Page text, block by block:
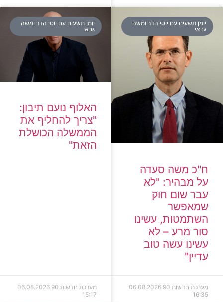
יומן תשעים עם יוסי הדר ומשה
גבאי
ח"כ משה סעדה
על מבהיר: "לא
עבר שום חוק
שמאפשר
השתמטות, עשינו
סור מרע – לא
עשינו עשה טוב
עדיין"
מערכת חדשות 90
06.08.2026
16:35
יומן תשעים עם יוסי הדר ומשה
גבאי
האלוף נועם תיבון:
"צריך להחליף את
הממשלה הכושלת
הזאת"
מערכת חדשות 90
06.08.2026
15:17